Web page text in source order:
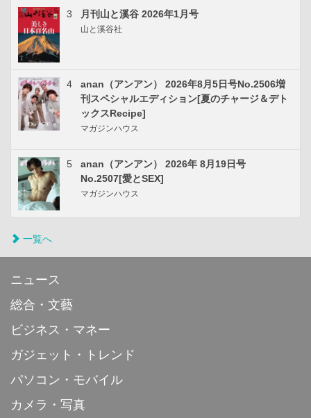
3 月刊山と溪谷 2026年1月号
山と溪谷社
4
anan（アンアン） 2026年8月5日号No.2506増
刊スペシャルエディション[夏のチャージ＆デト
ックスRecipe]
マガジンハウス
5
anan（アンアン） 2026年 8月19日号
No.2507[愛とSEX]
マガジンハウス
一覧へ
ニュース
総合・文藝
ビジネス・マネー
ガジェット・トレンド
パソコン・モバイル
カメラ・写真